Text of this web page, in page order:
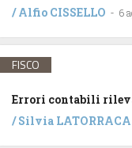
/Alfio CISSELLO - 6
FISCO
Errori contabili
/Silvia LATORRACA